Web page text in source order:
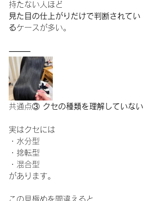
持たない人ほど
見た目の仕上がりだけで判断されてい
るケースが多い。
⸻
共通点③ クセの種類を理解していない
実はクセには
・水分型
・捻転型
・混合型
があります。
この見極めを間違えると、